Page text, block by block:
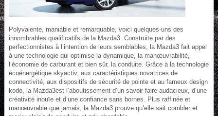
Polyvalente, maniable et remarquable, voici quelques-uns des
innombrables qualificatifs de la Mazda3. Construite par des
perfectionnistes à l’intention de leurs semblables, la Mazda3 fait appel
à une technologie qui optimise la dynamique, la manœuvrabilité,
l’économie de carburant et bien sûr, la conduite. Grâce à la technologie
écoénergétique skyactiv, aux caractéristiques novatrices de
connectivité, aux dispositifs de sécurité de pointe et au fameux design
kodo, la Mazda3est l’aboutissement d’un savoir-faire audacieux, d’une
créativité inouïe et d’une confiance sans bornes. Plus raffinée et
manœuvrable que jamais, la Mazda3 prouve qu’elle sait combler et